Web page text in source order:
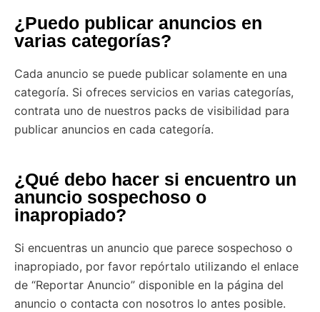
¿Puedo publicar anuncios en
varias categorías?
Cada anuncio se puede publicar solamente en una
categoría. Si ofreces servicios en varias categorías,
contrata uno de nuestros packs de visibilidad para
publicar anuncios en cada categoría.
¿Qué debo hacer si encuentro un
anuncio sospechoso o
inapropiado?
Si encuentras un anuncio que parece sospechoso o
inapropiado, por favor repórtalo utilizando el enlace
de “Reportar Anuncio” disponible en la página del
anuncio o contacta con nosotros lo antes posible.